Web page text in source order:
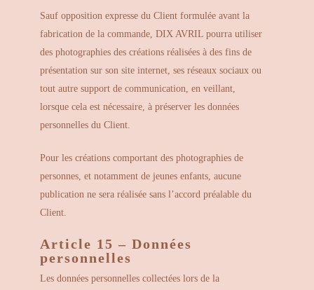
Sauf opposition expresse du Client formulée avant la
fabrication de la commande, DIX AVRIL pourra utiliser
des photographies des créations réalisées à des fins de
présentation sur son site internet, ses réseaux sociaux ou
tout autre support de communication, en veillant,
lorsque cela est nécessaire, à préserver les données
personnelles du Client.
Pour les créations comportant des photographies de
personnes, et notamment de jeunes enfants, aucune
publication ne sera réalisée sans l’accord préalable du
Client.
Article 15 – Données
personnelles
Les données personnelles collectées lors de la